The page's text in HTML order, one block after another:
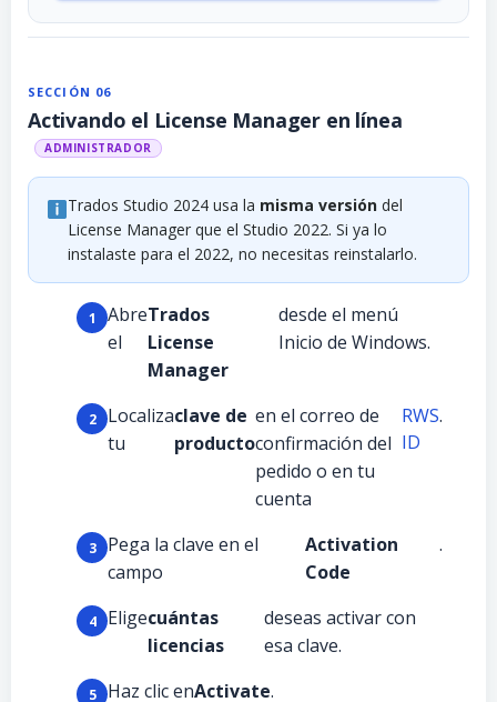
SECCIÓN 06
Activando el License Manager en línea
ADMINISTRADOR
Trados Studio 2024 usa la misma versión del
License Manager que el Studio 2022. Si ya lo
instalaste para el 2022, no necesitas reinstalarlo.
Abre
el
Trados
License
Manager
desde el menú
Inicio de Windows.
Localiza
tu
clave de
producto
en el correo de
confirmación del
pedido o en tu
cuenta
RWS
ID
.
Pega la clave en el
campo
Activation
Code
.
Eligecuántas
licencias
deseas activar con
esa clave.
Haz clic enActivate.